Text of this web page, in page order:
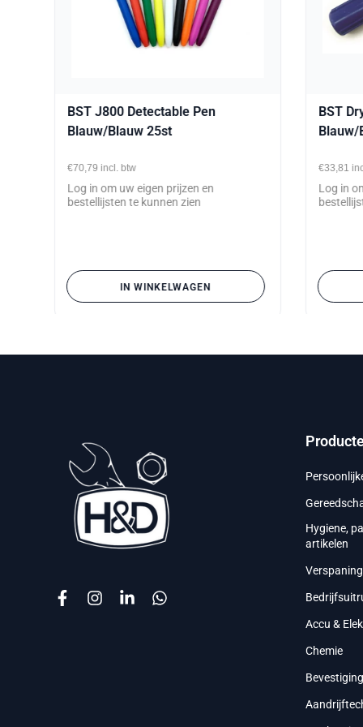
BST J800 Detectable Pen
Blauw/Blauw 25st
€70,79 incl. btw
Log in om uw eigen prijzen en
bestellijsten te kunnen zien
IN WINKELWAGEN
BST
Blauw/
€33,81
Log in
Hygiene,
artikelen
Verspaning
Accu &
Chemie